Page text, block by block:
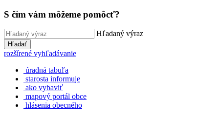
S čím vám môžeme pomôcť?
Hľadaný výraz
Hľadať
rozšírené vyhľadávanie
úradná tabuľa
starosta informuje
ako vybaviť
mapový portál obce
hlásenia obecného